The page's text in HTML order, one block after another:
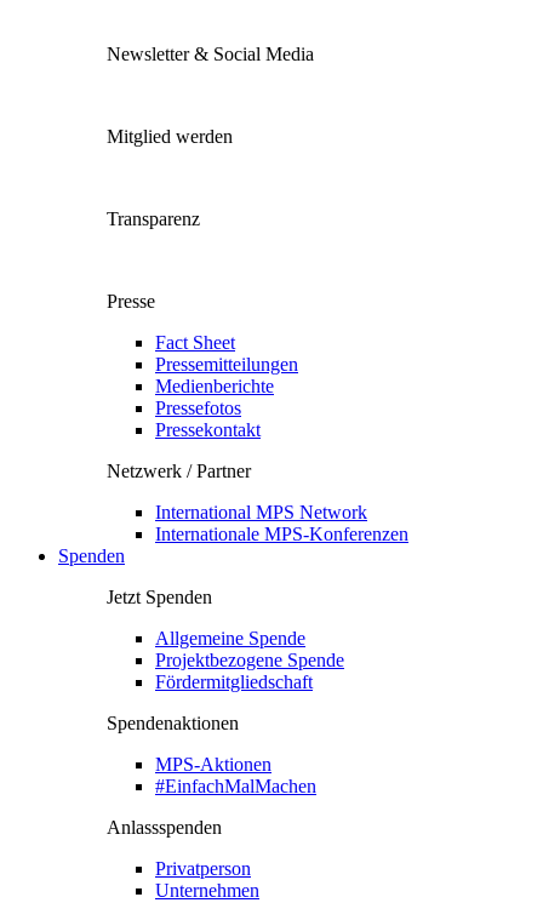
Newsletter & Social Media
Mitglied werden
Transparenz
Presse
Fact Sheet
Pressemitteilungen
Medienberichte
Pressefotos
Pressekontakt
Netzwerk / Partner
International MPS Network
Internationale MPS-Konferenzen
Spenden
Jetzt Spenden
Allgemeine Spende
Projektbezogene Spende
Fördermitgliedschaft
Spendenaktionen
MPS-Aktionen
#EinfachMalMachen
Anlassspenden
Privatperson
Unternehmen